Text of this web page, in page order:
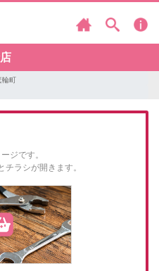
輪町
ジです。
ラシが開きます。